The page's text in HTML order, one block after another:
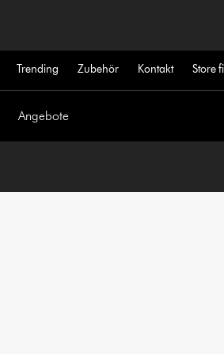
Trending Zubehör Kontakt Store
Angebote